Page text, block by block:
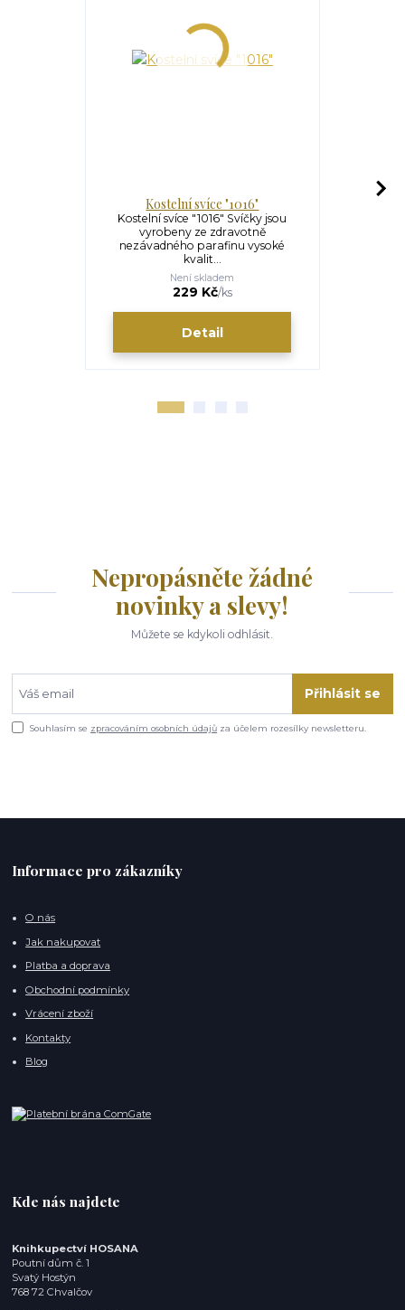
Kostelní svíce "1016"
Kostelní svíce "1016" Svíčky jsou
vyrobeny ze zdravotně
nezávadného parafinu vysoké
kvalit...
229 Kč/ks
Není skladem
Detail
Nepropásněte žádné
novinky a slevy!
Můžete se kdykoli odhlásit.
Přihlásit se
Souhlasím se zpracováním osobních údajů za účelem rozesílky newsletteru.
Informace pro zákazníky
O nás
Jak nakupovat
Platba a doprava
Obchodní podmínky
Vrácení zboží
Kontakty
Blog
Kde nás najdete
Knihkupectví HOSANA
Poutní dům č. 1
Svatý Hostýn
768 72 Chvalčov